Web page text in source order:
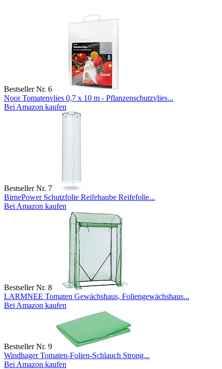
Bestseller Nr. 6
Noor Tomatenvlies 0,7 x 10 m - Pflanzenschutzvlies...
Bei Amazon kaufen
Bestseller Nr. 7
BirnePower Schutzfolie Reifehaube Reifefolie...
Bei Amazon kaufen
Bestseller Nr. 8
LARMNEE Tomaten Gewächshaus, Foliengewächshaus...
Bei Amazon kaufen
Bestseller Nr. 9
Windhager Tomaten-Folien-Schlauch Strong...
Bei Amazon kaufen